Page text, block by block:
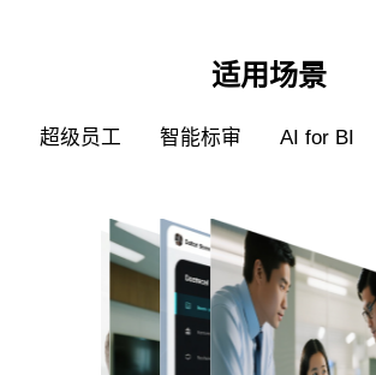
适用场景
超级员工 智能标审 AI for BI